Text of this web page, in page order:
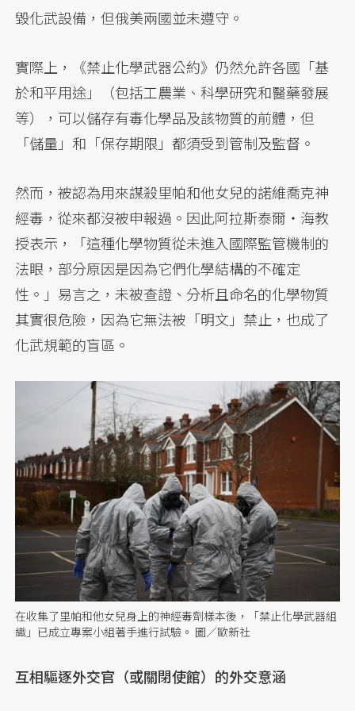
毀化武設備，但俄美兩國並未遵守。
實際上，《禁止化學武器公約》仍然允許各國「基
於和平用途」（包括工農業、科學研究和醫藥發展
等），可以儲存有毒化學品及該物質的前體，但
「儲量」和「保存期限」都須受到管制及監督。
然而，被認為用來謀殺里帕和他女兒的諾維喬克神
經毒，從來都沒被申報過。因此阿拉斯泰爾‧海教
授表示，「這種化學物質從未進入國際監管機制的
法眼，部分原因是因為它們化學結構的不確定
性。」易言之，未被查證、分析且命名的化學物質
其實很危險，因為它無法被「明文」禁止，也成了
化武規範的盲區。
在收集了里帕和他女兒身上的神經毒劑樣本後，「禁止化學武器組
織」已成立專案小組著手進行試驗。 圖／歐新社
互相驅逐外交官（或關閉使館）的外交意涵